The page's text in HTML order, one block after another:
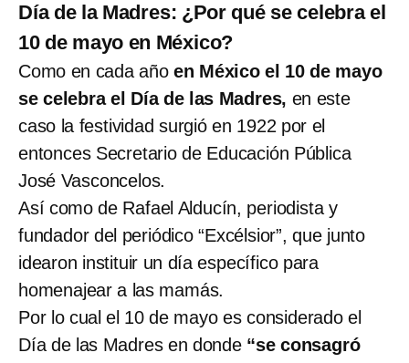
Día de la Madres: ¿Por qué se celebra el
10 de mayo en México?
Como en cada añoen México el 10 de mayo
se celebra el Día de las Madres, en este
caso la festividad surgió en 1922 por el
entonces Secretario de Educación Pública
José Vasconcelos.
Así como de Rafael Alducín, periodista y
fundador del periódico “Excélsior”, que junto
idearon instituir un día específico para
homenajear a las mamás.
Por lo cual el 10 de mayo es considerado el
Día de las Madres en donde“se consagró